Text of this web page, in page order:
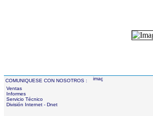
COMUNIQUESE CON NOSOTROS :
Ventas
Informes
Servicio Técnico
División Internet - Dnet